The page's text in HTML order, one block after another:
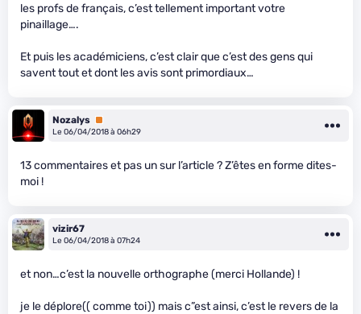
les profs de français, c’est tellement important votre
pinaillage….
Et puis les académiciens, c’est clair que c’est des gens qui
savent tout et dont les avis sont primordiaux…
Nozalys Premium
Le 06/04/2018 à 06h29
13 commentaires et pas un sur l’article ? Z’êtes en forme dites-
moi !
vizir67
Le 06/04/2018 à 07h24
et non…c’est la nouvelle orthographe (merci Hollande) !
je le déplore(( comme toi)) mais c”est ainsi, c’est le revers de la